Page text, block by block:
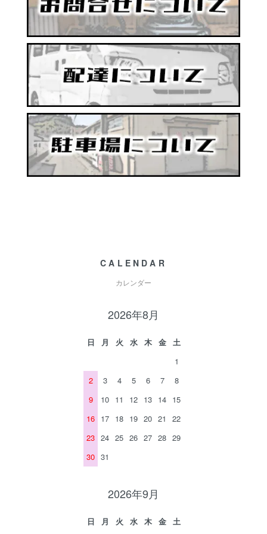
CALENDAR
カレンダー
2026年8月
日 月 火 水 木 金
土
1
2
3 4 5 6 7
8
9
10 11 12 13 14 15
16 17 18 19 20 21
22
23 24 25 26 27 28 29
30 31
2026年9月
日 月 火 水 木 金
土